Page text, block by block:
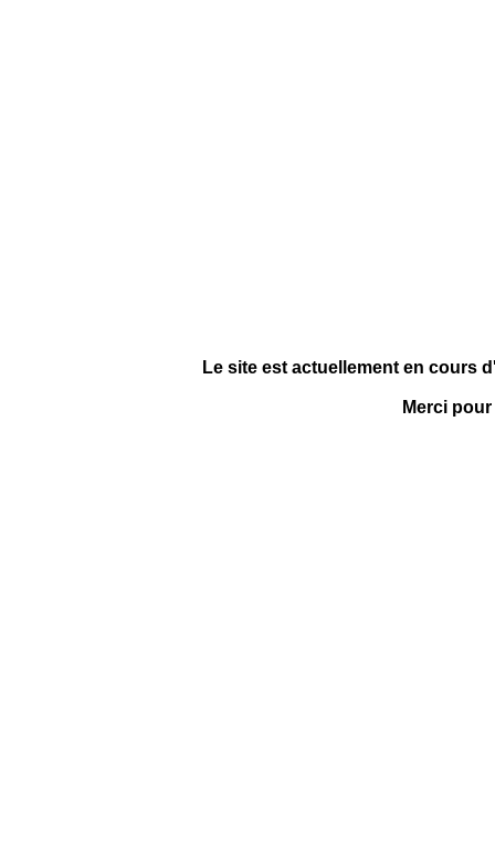
Le site est actuellement en cours
Merci